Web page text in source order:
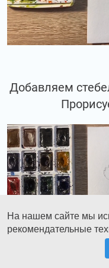
Добавляем
На нашем сайте мы
рекомендательные